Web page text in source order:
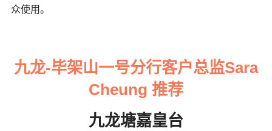
众使用。
九龙-毕架山一号分行客户总监Sara
Cheung 推荐
九龙塘嘉皇台